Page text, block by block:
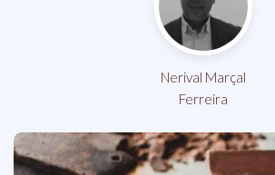
Nerival Marçal
Ferreira